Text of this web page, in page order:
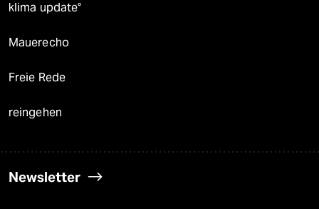
klima update°
Mauerecho
Freie Rede
reingehen
Newsletter